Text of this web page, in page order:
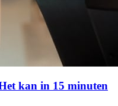
kan in 15 minuten